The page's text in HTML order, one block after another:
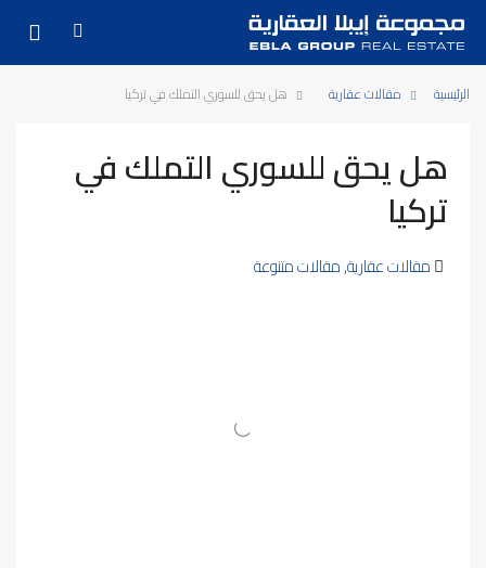
الرئيسية مقالات عقارية هل يحق للسوري التملك في تركيا
هل يحق للسوري التملك في
تركيا
مقالات عقارية,مقالات متنوعة